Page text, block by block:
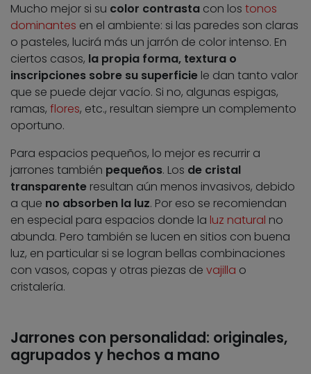
Mucho mejor si su color contrasta con los tonos
dominantes en el ambiente: si las paredes son claras
o pasteles, lucirá más un jarrón de color intenso. En
ciertos casos, la propia forma, textura o
inscripciones sobre su superficie le dan tanto valor
que se puede dejar vacío. Si no, algunas espigas,
ramas, flores, etc., resultan siempre un complemento
oportuno.
Para espacios pequeños, lo mejor es recurrir a
jarrones también pequeños. Los de cristal
transparente resultan aún menos invasivos, debido
a que no absorben la luz. Por eso se recomiendan
en especial para espacios donde la luz natural no
abunda. Pero también se lucen en sitios con buena
luz, en particular si se logran bellas combinaciones
con vasos, copas y otras piezas de vajilla o
cristalería.
Jarrones con personalidad: originales,
agrupados y hechos a mano